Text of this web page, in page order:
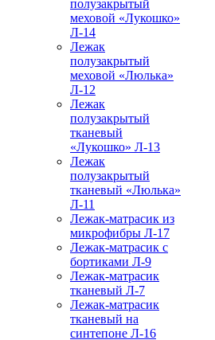
полузакрытый
меховой «Лукошко»
Л-14
Лежак
полузакрытый
меховой «Люлька»
Л-12
Лежак
полузакрытый
тканевый
«Лукошко» Л-13
Лежак
полузакрытый
тканевый «Люлька»
Л-11
Лежак-матрасик из
микрофибры Л-17
Лежак-матрасик с
бортиками Л-9
Лежак-матрасик
тканевый Л-7
Лежак-матрасик
тканевый на
синтепоне Л-16